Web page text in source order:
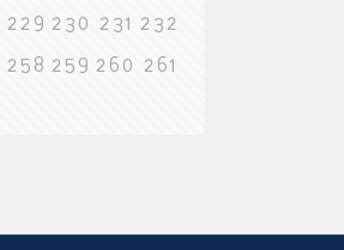
229 230 231 232
258 259 260 261